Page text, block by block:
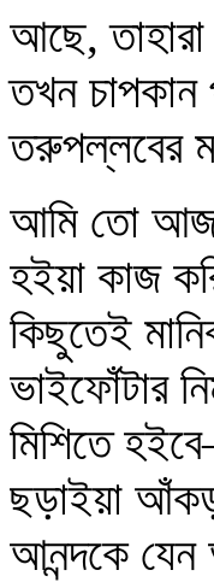
আছে,
তখন চাপকান
তরুপল্লবের
আমি তো আজ
হইয়া কাজ
কিছুতেই
ভাইফোঁটার
মিশিতে
ছড়াইয়া
আনন্দকে যেন